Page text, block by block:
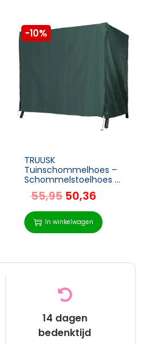
-10%
TRUUSK
Tuinschommelhoes –
Schommelstoelhoes –
Waterdicht en
Zonnescherm – Oxford
– Groen – 177 x 114 x 152
cm
55,95 50,36
In winkelwagen
14 dagen
bedenktijd